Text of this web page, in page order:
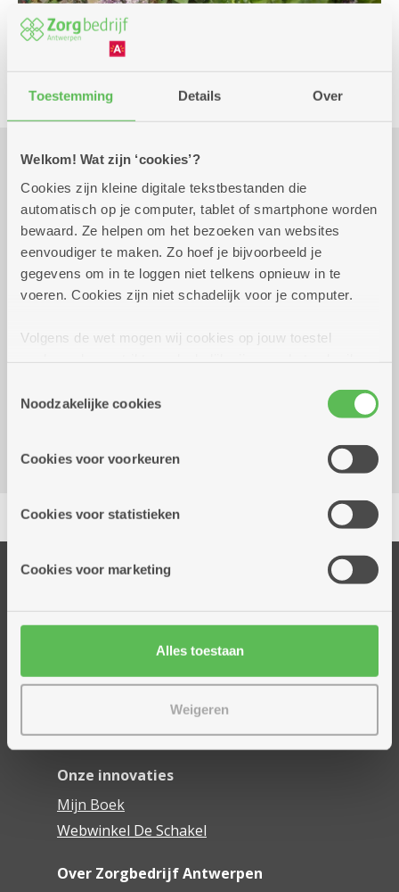
Toestemming Details Over
Welkom! Wat zijn ‘cookies’?
Cookies zijn kleine digitale tekstbestanden die
automatisch op je computer, tablet of smartphone worden
bewaard. Ze helpen om het bezoeken van websites
eenvoudiger te maken. Zo hoef je bijvoorbeeld je
gegevens om in te loggen niet telkens opnieuw in te
voeren. Cookies zijn niet schadelijk voor je computer.
Volgens de wet mogen wij cookies op jouw toestel
cookies hebben we jouw toestemming nodig. Sommige
cookies worden geplaatst door derde partijen die een
informatie over jouw (geanonimiseerd) gebruik van onze
partners kunnen deze gegevens combineren met andere
Noodzakelijke cookies
Cookies voor voorkeuren
Cookies voor statistieken
Cookies voor marketing
Alles toestaan
Weigeren
Praktisch
maandag 14 september 2026 -
maandag 21 september 2026
10.00 uur tot
16.00 uur
10 euro per Azalea plantje
Reserveer vervoer
Dienstencentrum Liberty
Jan Van Rijswijcklaan 288
Delen
Onze diensten
Dienstencentra
Assistentiewoningen
Woonzorgcentra
Financieel comfort
Mijn Zorgbedrijf
Onze innovaties
Mijn Boek
Webwinkel De Schakel
Over Zorgbedrijf Antwerpen